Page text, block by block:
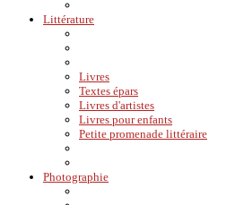
Littérature
Livres
Textes épars
Livres d'artistes
Livres pour enfants
Petite promenade littéraire
Photographie